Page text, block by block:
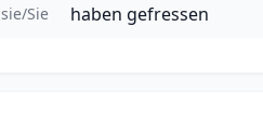
sie/Sie haben gefressen